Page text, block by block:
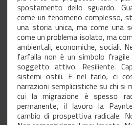
spostamento dello sguardo.
come un fenomeno complesso,
una storia unica, ma come una
come un problema isolato, ma
ambientali, economiche, sociali.
farfalla non è un simbolo
soggetto attivo. Resiliente.
sistemi ostili. E nel farlo, ci
narrazioni semplicistiche su chi si
cui la migrazione è spesso
permanente, il lavoro la
cambio di prospettiva radicale.